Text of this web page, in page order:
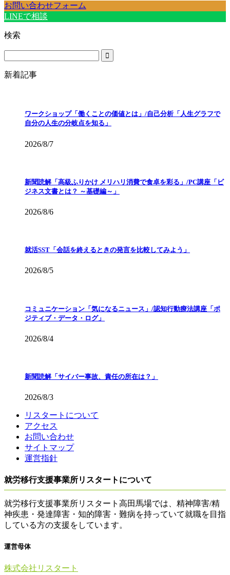
お問い合わせフォーム
LINEで相談
検索
新着記事
ワークショップ「働くことの価値とは」/自己分析「人生グラフで
自分の人生の分岐点を知る」
2026/8/7
新聞読解「高級ふりかけ メリハリ消費で食卓を彩る」/PC講座「ビ
ジネス文書とは？ ～基礎編～」
2026/8/6
就活SST「会話を終えるときの発言を比較してみよう」
2026/8/5
コミュニケーション「気になるニュース」/認知行動療法講座「ポ
ジティブ・データ・ログ」
2026/8/4
新聞読解「サイバー事故、責任の所在は？」
2026/8/3
リスタートについて
アクセス
お問い合わせ
サイトマップ
運営指針
就労移行支援事業所リスタートについて
就労移行支援事業所リスタート高田馬場では、精神障害/精
神疾患・発達障害・知的障害・難病を持っていて就職を目指
している方の支援をしています。
運営母体
株式会社リスタート